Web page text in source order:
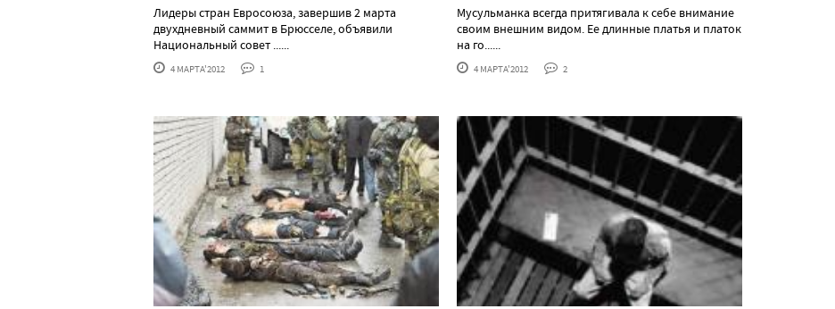
Лидеры стран Евросоюза, завершив 2 марта
двухдневный саммит в Брюсселе, объявили
Национальный совет ......
4 МАРТА'2012 1
Мусульманка всегда притягивала к себе внимание
своим внешним видом. Ее длинные платья и платок
на го......
4 МАРТА'2012 2